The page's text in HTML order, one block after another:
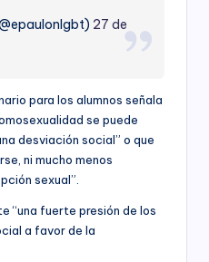
27 de
para los alumnos señala
se puede
desviación social” o que
ni mucho menos
sexual”.
“una fuerte presión de los
a favor de la